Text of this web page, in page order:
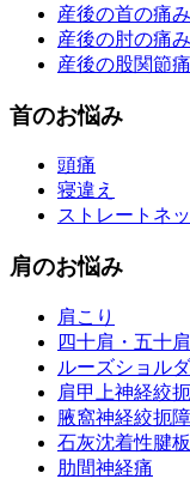
産後の首の痛み
産後の肘の痛み
産後の股関節
首のお悩み
頭痛
寝違え
ストレートネ
肩のお悩み
肩こり
四十肩・五十肩
ルーズショル
肩甲上神経絞
腋窩神経絞扼
石灰沈着性腱
肋間神経痛